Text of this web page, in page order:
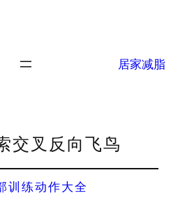
居家减脂
交叉反向飞鸟
训练动作大全